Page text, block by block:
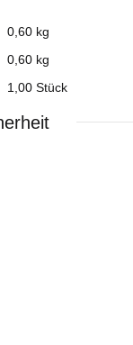
0,60 kg
0,60 kg
1,00 Stück